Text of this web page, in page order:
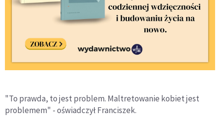
"To prawda, to jest problem. Maltretowanie kobiet jest
problemem" - oświadczył Franciszek.